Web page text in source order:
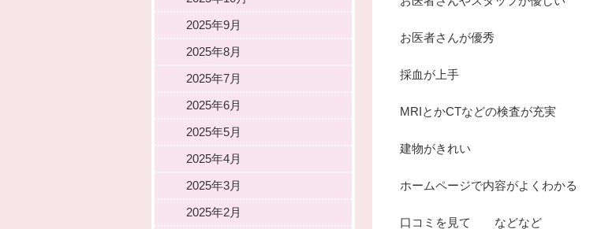
お医者さんが優秀
採血が上手
MRIとかCTなどの検査が充実
建物がきれい
ホームページで内容がよくわかる
口コミを見て などなど
2025年9月
2025年8月
2025年7月
2025年6月
2025年5月
2025年4月
2025年3月
2025年2月